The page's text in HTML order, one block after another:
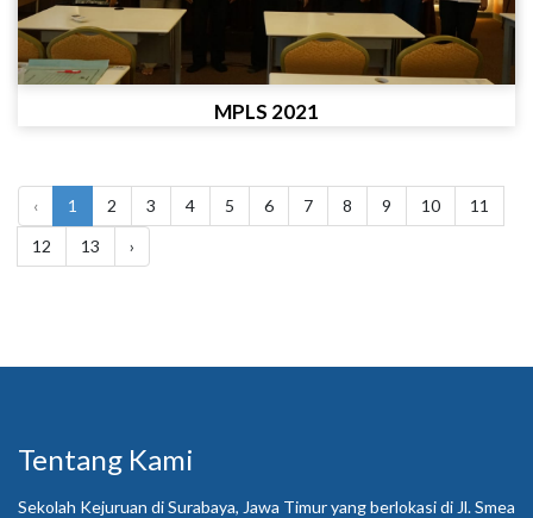
MPLS 2021
‹ 1 2 3 4 5 6 7 8 9 10
11
12
13 ›
Tentang Kami
Sekolah Kejuruan di Surabaya, Jawa Timur yang berlokasi di Jl. Smea